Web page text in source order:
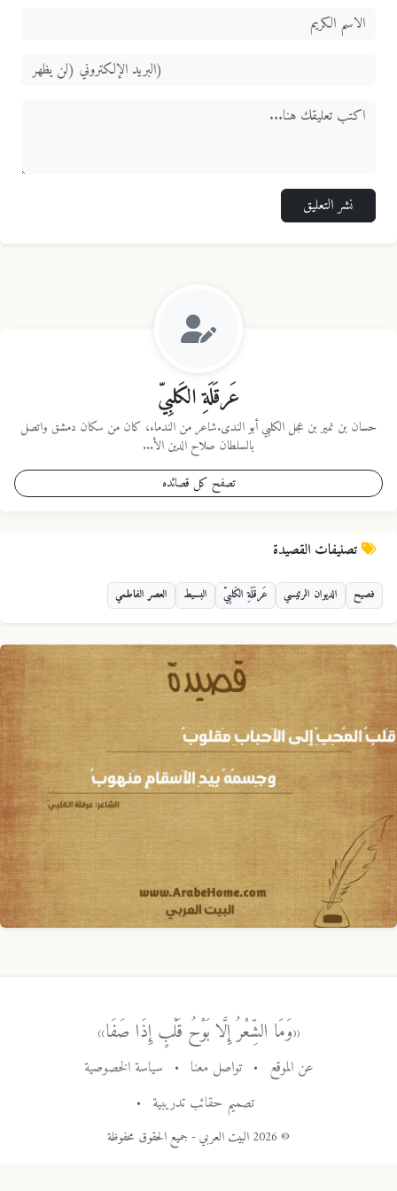
نشر التعليق
عَرقَلَةِ الكَلبِيّ
حسان بن نمير بن عجل الكلبي أبو الندى.شاعر من الندماء، كان من سكان دمشق واتصل
بالسلطان صلاح الدين الأ...
تصفح كل قصائده
تصنيفات القصيدة
فصيح الديوان الرئيسي عَرقَلَةِ الكَلبِيّ البسيط العصر الفاطمي
«وَمَا الشِّعْرُ إِلَّا بَوْحُ قَلْبٍ إِذَا صَفَا»
عن الموقع تواصل معنا
سياسة الخصوصية
تصميم حقائب تدريبية
© 2026 البيت العربي - جميع الحقوق محفوظة